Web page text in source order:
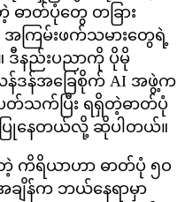
ာတ်ပုံတွေ တခြား
ကြမ်းဖက်သမားတွေရဲ့
ဒီနည်းပညာကို ပိုမို
ဒန်အခြေစိုက် AI အဖွဲ့က
ပတ်သက်ပြီး ရရှိတဲ့ဓာတ်ပုံ
ြုနေတယ်လို့ ဆိုပါတယ်။
တဲ့ ကိရိယာဟာ ဓာတ်ပုံ ၅ဝ
ချိန်က ဘယ်နေရာမှာ